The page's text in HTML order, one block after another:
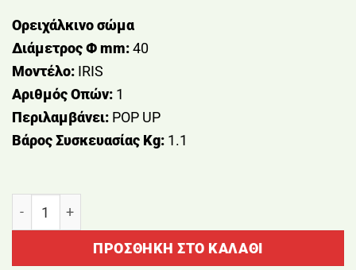
Ορειχάλκινο σώμα
Διάμετρος Φ mm:40
Μοντέλο: IRIS
Αριθμός Οπών: 1
Περιλαμβάνει: POP UP
Βάρος Συσκευασίας Kg: 1.1
ΠΡΟΣΘΉΚΗ ΣΤΟ ΚΑΛΆΘΙ